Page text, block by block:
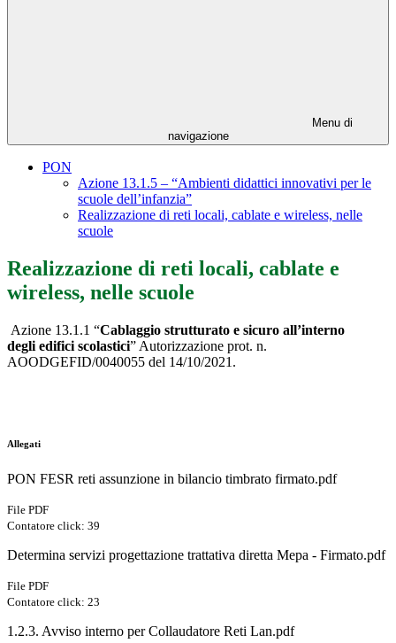
Menu di
navigazione
PON
Azione 13.1.5 – “Ambienti didattici innovativi per le
scuole dell’infanzia”
Realizzazione di reti locali, cablate e wireless, nelle
scuole
Realizzazione di reti locali, cablate e
wireless, nelle scuole
Azione 13.1.1 “Cablaggio strutturato e sicuro all’interno
degli edifici scolastici” Autorizzazione prot. n.
AOODGEFID/0040055 del 14/10/2021.
Allegati
PON FESR reti assunzione in bilancio timbrato firmato.pdf
File PDF
Contatore click: 39
Determina servizi progettazione trattativa diretta Mepa - Firmato.pdf
File PDF
Contatore click: 23
1.2.3. Avviso interno per Collaudatore Reti Lan.pdf